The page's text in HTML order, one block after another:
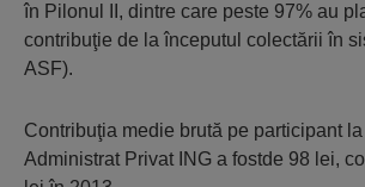
în Pilonul II, dintre care peste 97% au
contribuţie de la începutul colectării în
ASF).
Contribuţia medie brută pe participant
Administrat Privat ING a fostde 98 lei,